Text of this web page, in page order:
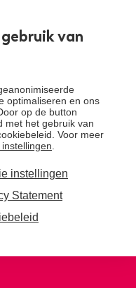
van
optimaliseren en ons
op de button
met het gebruik van
Voor meer
instellingen
Statement
nieuwsbrief
en ontvang het